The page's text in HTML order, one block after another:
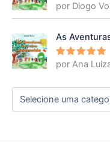
Avaliação
5
por Diogo
As
Avaliação
5
por Ana